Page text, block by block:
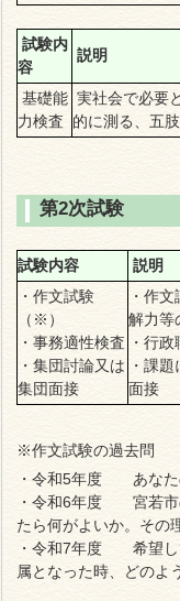
試験内
容
説明
基礎能
力検査
実社会で必要
的に測る、五
第2次試験
試験内容
説明
・作文試験
（※）
・事務適性検査
・集団討論又は
集団面接
・作
解力等
・行
・課
面接
※作文試験の過去問
・令和5年度 あなた
・令和6年度 宮若市
たら何がよいか。その
・令和7年度 希望し
属となった時、どのよ